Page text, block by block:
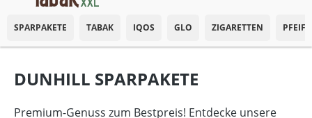
SPARPAKETE TABAK IQOS GLO ZIGARETTEN
DUNHILL SPARPAKETE
Premium-Genuss zum Bestpreis! Entdecke unsere